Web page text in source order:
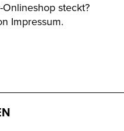
steckt?
Impressum.